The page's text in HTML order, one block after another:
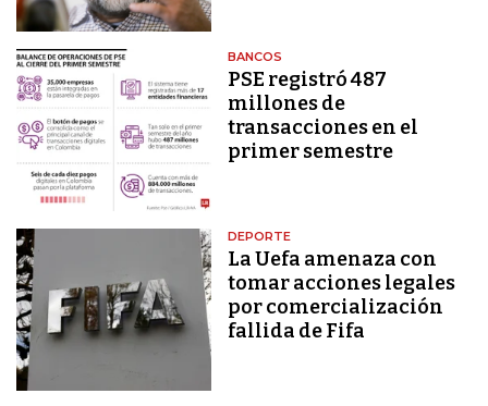
BANCOS
PSE registró 487
millones de
transacciones en el
primer semestre
DEPORTE
La Uefa amenaza con
tomar acciones legales
por comercialización
fallida de Fifa